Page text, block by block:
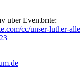
über Eventbrite:
cc/unser-luther-